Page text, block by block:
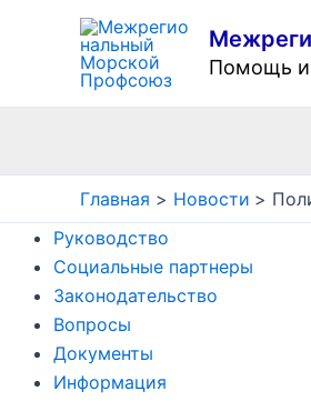
содержимому
Помощь и
Главная Новости
Руководство
Социальные партнеры
Законодательство
Вопросы
Документы
Информация